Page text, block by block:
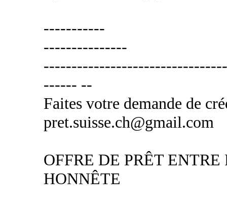
-----------
---------------
------ --
Faites votre demande de
pret.suisse.ch@gmail.com
OFFRE DE PRÊT
HONNÊTE